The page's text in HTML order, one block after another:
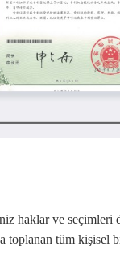
haklar ve seçimleri
toplanan tüm kişisel